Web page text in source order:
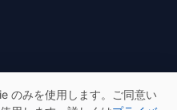
のみを使用します。ご同意い